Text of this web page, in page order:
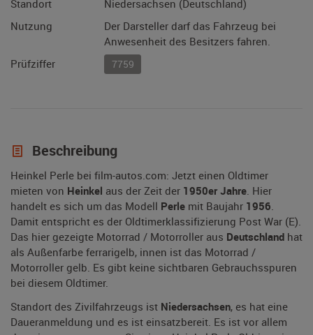
Standort
Niedersachsen (Deutschland)
Nutzung
Der Darsteller darf das Fahrzeug bei
Anwesenheit des Besitzers fahren.
Prüfziffer
7759
Beschreibung
Heinkel Perle bei film-autos.com: Jetzt einen Oldtimer
mieten von Heinkel aus der Zeit der 1950er Jahre. Hier
handelt es sich um das Modell Perle mit Baujahr 1956.
Damit entspricht es der Oldtimerklassifizierung Post War (E).
Das hier gezeigte Motorrad / Motorroller aus Deutschland hat
als Außenfarbe ferrarigelb, innen ist das Motorrad /
Motorroller gelb. Es gibt keine sichtbaren Gebrauchsspuren
bei diesem Oldtimer.
Standort des Zivilfahrzeugs ist Niedersachsen, es hat eine
Daueranmeldung und es ist einsatzbereit. Es ist vor allem